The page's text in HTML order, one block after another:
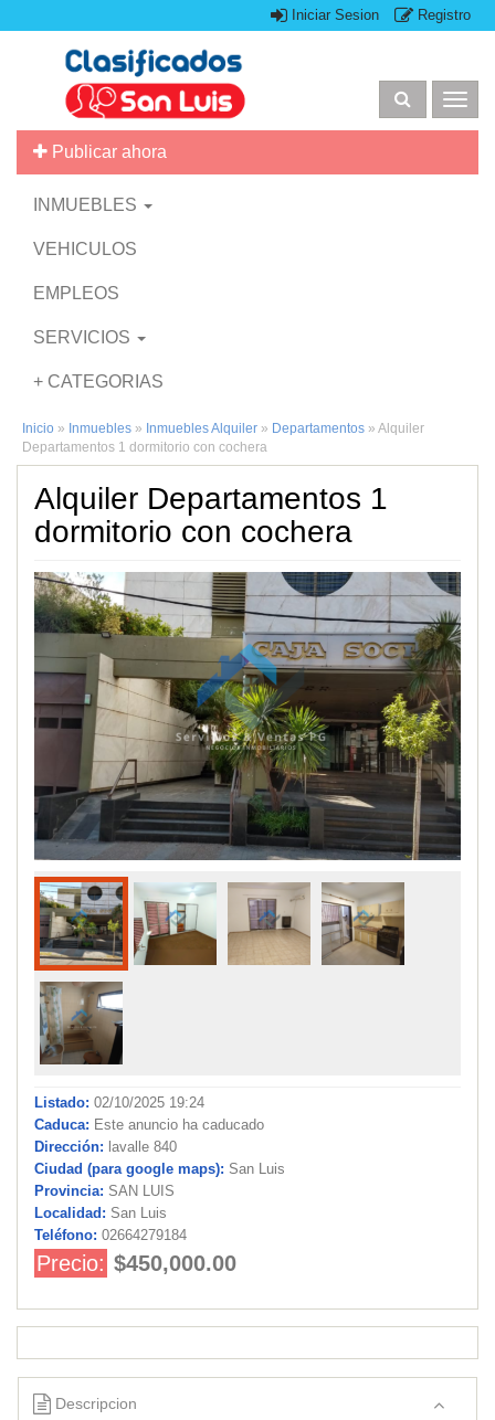
Iniciar Sesion Registro
Publicar ahora
INMUEBLES
VEHICULOS
EMPLEOS
SERVICIOS
+ CATEGORIAS
Inicio » Inmuebles » Inmuebles Alquiler » Departamentos » Alquiler
Departamentos 1 dormitorio con cochera
Alquiler Departamentos 1
dormitorio con cochera
Listado: 02/10/2025 19:24
Caduca: Este anuncio ha caducado
Dirección: lavalle 840
Ciudad (para google maps): San Luis
Provincia: SAN LUIS
Localidad: San Luis
Teléfono: 02664279184
Precio: $450,000.00
Descripcion